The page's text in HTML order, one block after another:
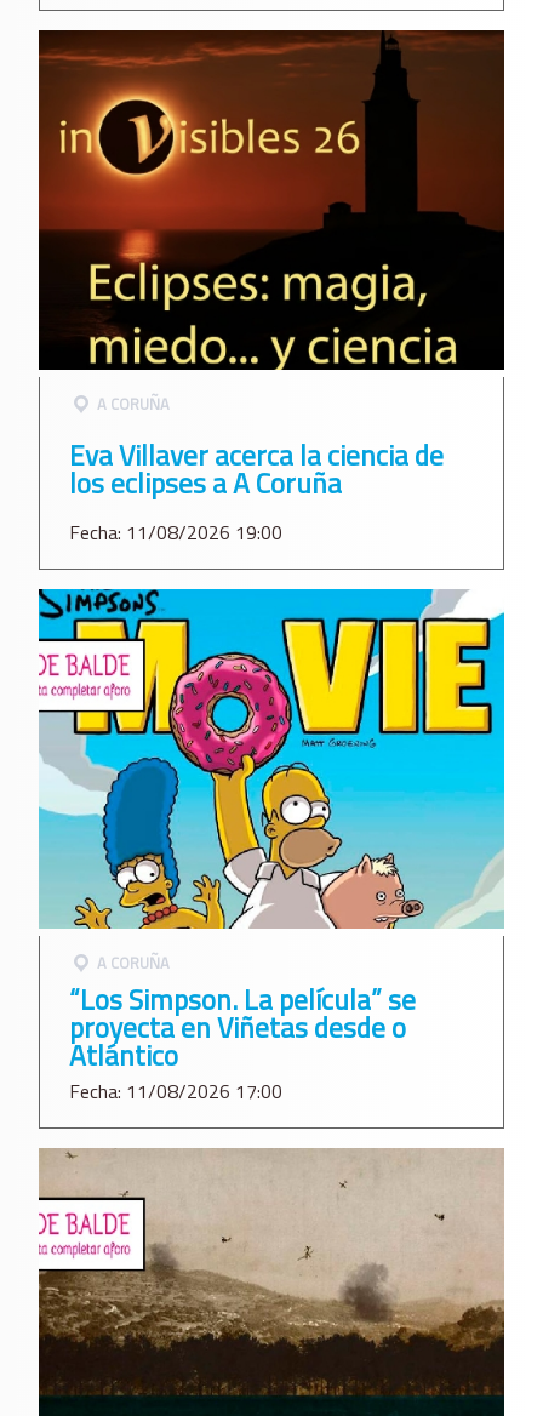
A CORUÑA
Eva Villaver acerca la ciencia de
los eclipses a A Coruña
Fecha: 11/08/2026 19:00
A CORUÑA
“Los Simpson. La película” se
proyecta en Viñetas desde o
Atlántico
Fecha: 11/08/2026 17:00